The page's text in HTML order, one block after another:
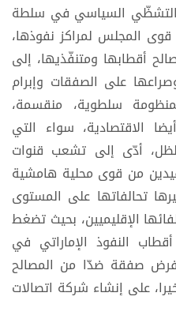
التشظّي السياسي في سلطة
المجلس لمراكز نفوذها،
أقطابها ومتنفّذيها، إلى
على الصفقات وإبرام
سلطوية، منقسمة،
الاقتصادية، سواء التي
أدّى إلى تشعب قنوات
من قوى محلية هامشية
تحالفاتها على المستوى
الإقليميين، بحيث تضغط
النفوذ الإماراتي في
صفقة ضدّا من المصالح
على إنشاء شركة اتصالات